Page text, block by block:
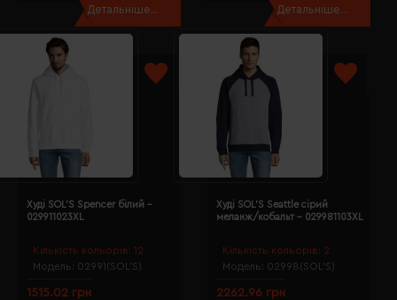
Детальніше... Детальніше...
Кількість кольорів: 12
Модель: 02991(SOL’S)
Худі SOL'S Spencer білий -
029911023XL
1515.02 грн
Кількість кольорів: 2
Модель: 02998(SOL’S)
Худі SOL'S Seattle сірий
меланж/кобальт - 029981103XL
2262.96 грн